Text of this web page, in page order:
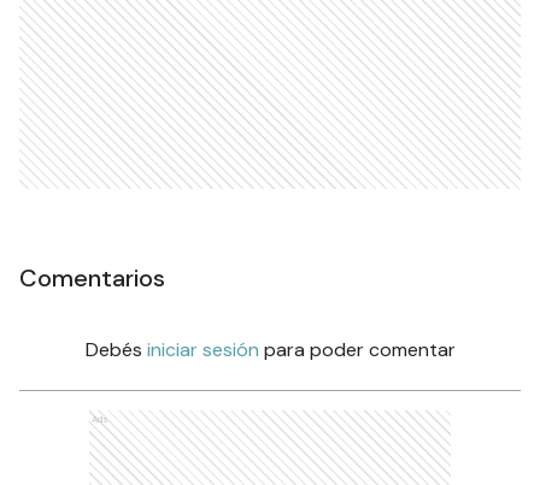
Comentarios
Debés iniciar sesión para poder comentar
Ads